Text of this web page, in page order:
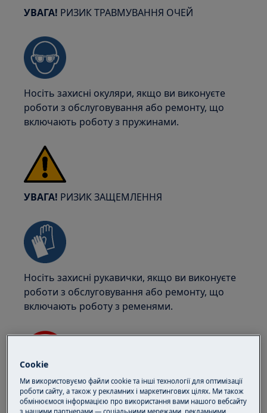
УВАГА! РИЗИК ТРАВМУВАННЯ ОЧЕЙ
Носіть захисні окуляри, якщо ви виконуєте
роботи з обслуговування або ремонту, що
включають роботу з пружинами.
УВАГА! РИЗИК ЗАЩЕМЛЕННЯ
Носіть захисні рукавички, якщо ви виконуєте
роботи з обслуговування або ремонту, що
включають роботу з ременями.
УВАГА!НЕБЕЗПЕКА ЗАДУШЕННЯ
Cookie
Ми використовуємо файли cookie та інші технології для оптимізації
роботи сайту, а також у рекламних і маркетингових цілях. Ми також
обмінюємося інформацією про використання вами нашого вебсайту